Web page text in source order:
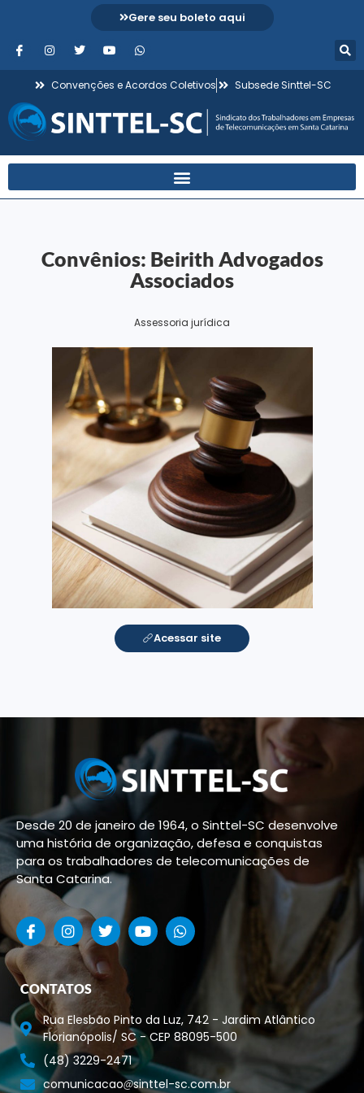
Gere seu boleto aqui
Convenções e Acordos Coletivos Subsede Sinttel-SC
Convênios: Beirith Advogados
Associados
Assessoria jurídica
Acessar site
Desde 20 de janeiro de 1964, o Sinttel-SC desenvolve
uma história de organização, defesa e conquistas
para os trabalhadores de telecomunicações de
Santa Catarina.
CONTATOS
Rua Elesbão Pinto da Luz, 742 - Jardim Atlântico
Florianópolis/ SC - CEP 88095-500
(48) 3229-2471
comunicacao
sinttel-sc.com.br